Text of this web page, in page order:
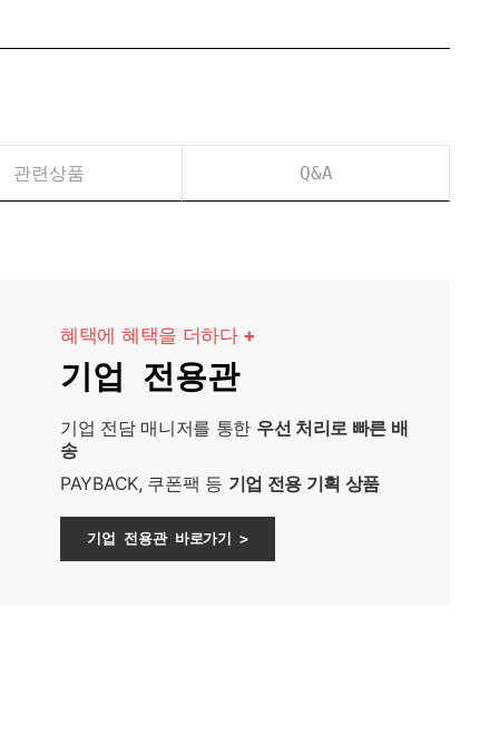
관련상품 Q&A
혜택에 혜택을 더하다 +
기업 전용관
기업 전담 매니저를 통한 우선 처리로 빠른 배
송
PAYBACK, 쿠폰팩 등 기업 전용 기획 상품
기업 전용관 바로가기 >